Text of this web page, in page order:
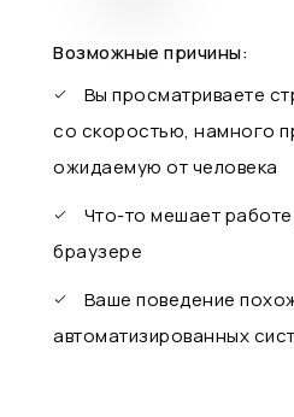
Возможные причины:
Вы просматриваете
со скоростью, намного
ожидаемую от человека
Что-то мешает
браузере
Ваше поведение
автоматизированных